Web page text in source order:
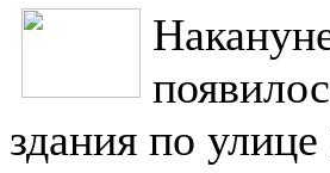
здания по